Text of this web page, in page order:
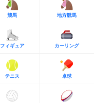
競馬 地方競馬
フィギュア カーリング
テニス 卓球